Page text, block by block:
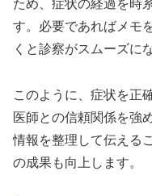
ため、症状の経過を時
す。必要であればメモ
くと診察がスムーズに
このように、症状を正
医師との信頼関係を強
情報を整理して伝える
の成果も向上します。